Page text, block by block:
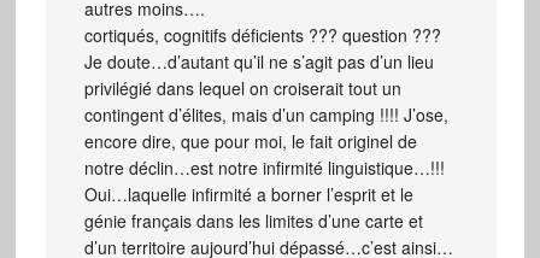
autres moins….
cortiqués, cognitifs déficients ??? question ???
Je doute…d’autant qu’il ne s’agit pas d’un lieu
privilégié dans lequel on croiserait tout un
contingent d’élites, mais d’un camping !!!! J’ose,
encore dire, que pour moi, le fait originel de
notre déclin…est notre infirmité linguistique…!!!
Oui…laquelle infirmité a borner l’esprit et le
génie français dans les limites d’une carte et
d’un territoire aujourd’hui dépassé…c’est ainsi…